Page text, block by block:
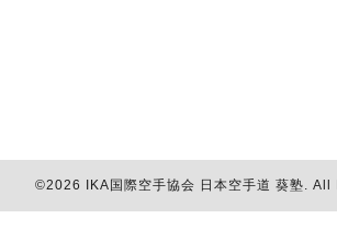
©2026 IKA国際空手協会 日本空手道 葵塾. All